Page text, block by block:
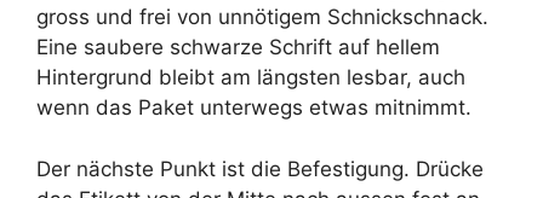
gross und frei von unnötigem Schnickschnack.
Eine saubere schwarze Schrift auf hellem
Hintergrund bleibt am längsten lesbar, auch
wenn das Paket unterwegs etwas mitnimmt.
Der nächste Punkt ist die Befestigung. Drücke